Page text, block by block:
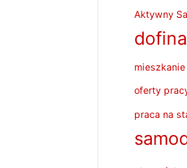
Aktywny
mieszkanie
oferty
praca na